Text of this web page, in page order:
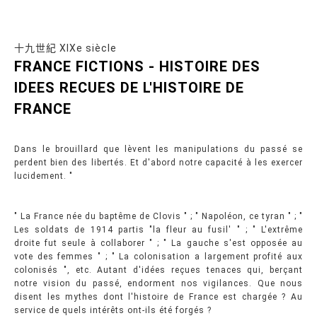
十九世紀 XIXe siècle
FRANCE FICTIONS - HISTOIRE DES
IDEES RECUES DE L'HISTOIRE DE
FRANCE
Dans le brouillard que lèvent les manipulations du passé se
perdent bien des libertés. Et d'abord notre capacité à les exercer
lucidement. "
" La France née du baptême de Clovis " ; " Napoléon, ce tyran " ; "
Les soldats de 1914 partis "la fleur au fusil' " ; " L'extrême
droite fut seule à collaborer " ; " La gauche s'est opposée au
vote des femmes " ; " La colonisation a largement profité aux
colonisés ", etc. Autant d'idées reçues tenaces qui, berçant
notre vision du passé, endorment nos vigilances. Que nous
disent les mythes dont l'histoire de France est chargée ? Au
service de quels intérêts ont-ils été forgés ?